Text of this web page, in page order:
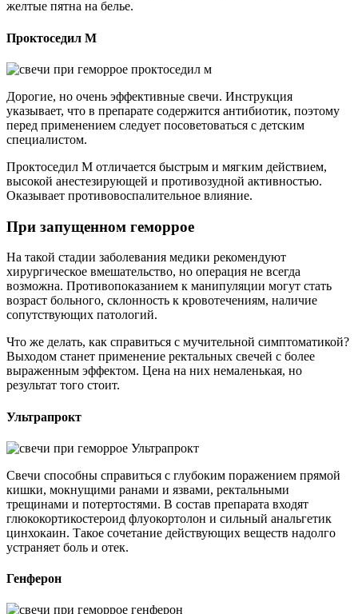
желтые пятна на белье.
Проктоседил М
Дорогие, но очень эффективные свечи. Инструкция
указывает, что в препарате содержится антибиотик, поэтому
перед применением следует посоветоваться с детским
специалистом.
Проктоседил М отличается быстрым и мягким действием,
высокой анестезирующей и противозудной активностью.
Оказывает противовоспалительное влияние.
При запущенном геморрое
На такой стадии заболевания медики рекомендуют
хирургическое вмешательство, но операция не всегда
возможна. Противопоказанием к манипуляции могут стать
возраст больного, склонность к кровотечениям, наличие
сопутствующих патологий.
Что же делать, как справиться с мучительной симптоматикой?
Выходом станет применение ректальных свечей с более
выраженным эффектом. Цена на них немаленькая, но
результат того стоит.
Ультрапрокт
Свечи способны справиться с глубоким поражением прямой
кишки, мокнущими ранами и язвами, ректальными
трещинами и потертостями. В состав препарата входят
глюкокортикостероид флуокортолон и сильный анальгетик
цинхокаин. Такое сочетание действующих веществ надолго
устраняет боль и отек.
Генферон